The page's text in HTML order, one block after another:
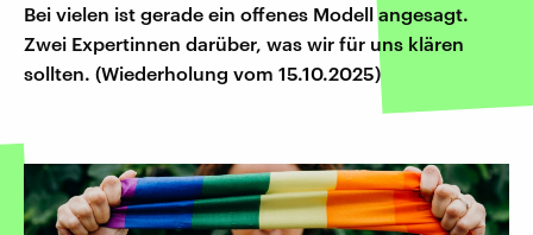
Bei vielen ist gerade ein offenes Modell angesagt.
Zwei Expertinnen darüber, was wir für uns klären
sollten. (Wiederholung vom 15.10.2025)